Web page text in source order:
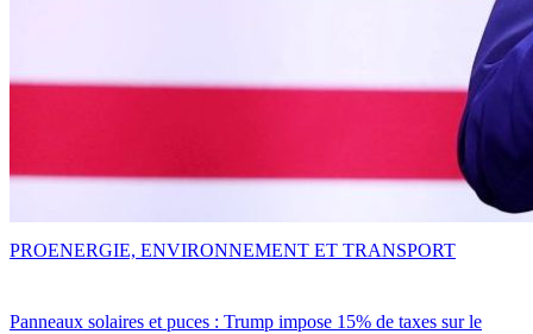
Panneaux solaires et puces : Trump impose 15% de taxes sur le
PROENERGIE, ENVIRONNEMENT ET TRANSPORT